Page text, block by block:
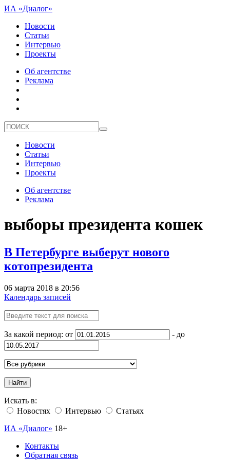
ИА «Диалог»
Новости
Статьи
Интервью
Проекты
Об агентстве
Реклама
Новости
Статьи
Интервью
Проекты
Об агентстве
Реклама
выборы президента кошек
В Петербурге выберут нового
котопрезидента
06 марта 2018 в 20:56
Календарь записей
За какой период: от - до
Найти
Искать в:
Новостях
Интервью
Статьях
ИА «Диалог» 18+
Контакты
Обратная связь